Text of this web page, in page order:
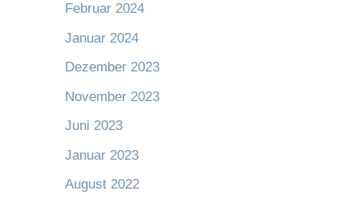
Februar 2024
Januar 2024
Dezember 2023
November 2023
Juni 2023
Januar 2023
August 2022